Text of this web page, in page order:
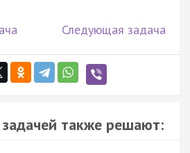
Следующая задача
также решают: